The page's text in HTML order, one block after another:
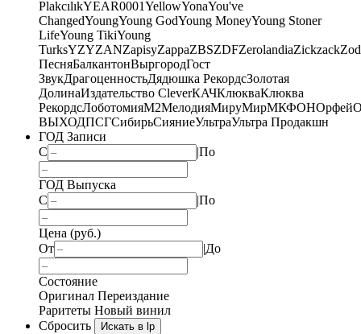
PlakcılıkYEAR0001YellowYonaYou've
ChangedYoungYoung GodYoung MoneyYoung Stoner
LifeYoung TikiYoung
TurksYZYZANZapisyZappaZBSZDFZerolandiaZickzack
ПесняБалкантонВыргородГост
ЗвукДрагоценностьДядюшка РекордсЗолотая
ДолинаИздательство CleverКАЧКлюкваКлюква
РекордсЛоботомияМ2МелодияМируМирМКФОНОрфей
ВЫХОДПСГСибирьСияниеУльтраУльтра Продакшн
ГОД Записи
С
|По
ГОД Выпуска
С
|По
Цена (руб.)
От
|До
Состояние
Оригинал Переиздание
Раритеты Новый винил
Сбросить
Искать в lp